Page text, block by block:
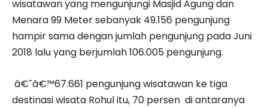
wisatawan yang mengunjungi Masjid Agung dan
Menara 99 Meter sebanyak 49.156 pengunjung
hampir sama dengan jumlah pengunjung pada Juni
2018 lalu yang berjumlah 106.005 pengunjung.
â€˜â€™67.661 pengunjung wisatawan ke tiga
destinasi wisata Rohul itu, 70 persen di antaranya